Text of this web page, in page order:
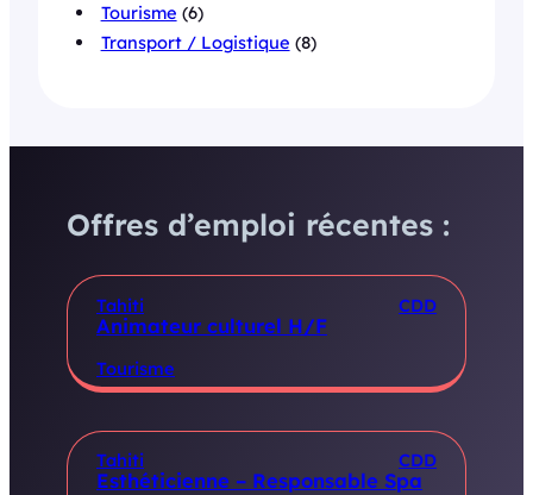
Tourisme (6)
Transport / Logistique (8)
Offres d’emploi récentes :
Tahiti CDD
Animateur culturel H/F
Tourisme
Tahiti CDD
Esthéticienne – Responsable Spa